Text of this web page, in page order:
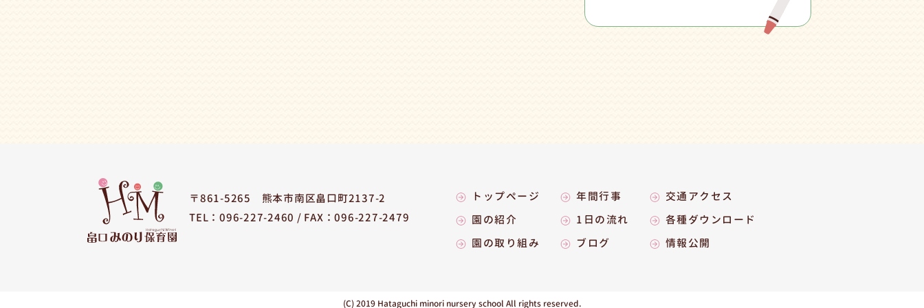
〒861-5265
熊本市南区畠口町2137-2
TEL：096-227-2460 / FAX：096-227-2479
トップページ
園の紹介
園の取り組み
年間行事
1日の流れ
ブログ
交通アクセス
各種ダウンロード
情報公開
(C) 2019 Hataguchi minorinursery school All rights reserved.